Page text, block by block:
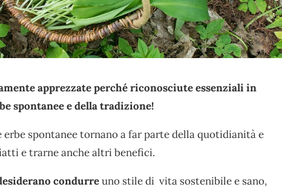
apprezzate perché riconosciute essenziali in
spontanee e della tradizione!
spontanee tornano a far parte della quotidianità e
e trarne anche altri benefici.
condurreuno stile di vita sostenibile e sano,